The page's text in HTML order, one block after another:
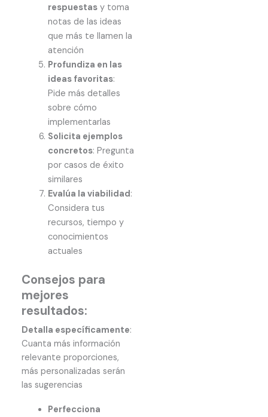
respuestasy toma
notas de las ideas
que más te llamen la
atención
Profundiza en las
ideas favoritas:
Pide más detalles
sobre cómo
implementarlas
Solicita ejemplos
concretos: Pregunta
por casos de éxito
similares
Evalúa la viabilidad:
Considera tus
recursos, tiempo y
conocimientos
actuales
Consejos para
mejores
resultados:
Detalla específicamente:
Cuanta más información
relevante proporciones,
más personalizadas serán
las sugerencias
Perfecciona